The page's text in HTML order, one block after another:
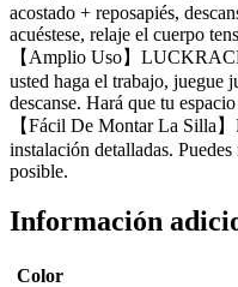
acostado + reposapiés,
acuéstese, relaje el cuerpo
【Amplio Uso】
usted haga el trabajo, juegue
descanse. Hará que tu
【Fácil De Montar La Silla
instalación detalladas.
posible.
Información
Color